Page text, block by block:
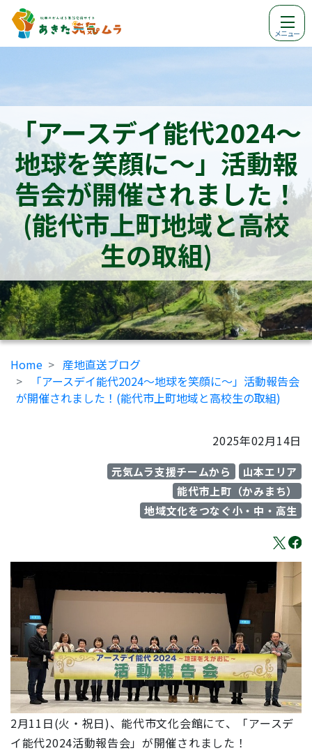
メニュー
「アースデイ能代2024～
地球を笑顔に～」活動報
告会が開催されました！
(能代市上町地域と高校
生の取組)
Home
産地直送ブログ
「アースデイ能代2024～地球を笑顔に～」活動報告会
が開催されました！(能代市上町地域と高校生の取組)
2025年02月14日
元気ムラ支援チームから
山本エリア
能代市上町（かみまち）
地域文化をつなぐ小・中・高生
2月11日(火・祝日)、能代市文化会館にて、「アースデ
イ能代2024活動報告会」が開催されました！